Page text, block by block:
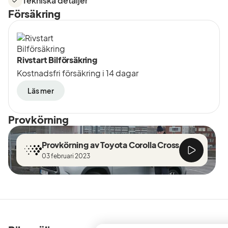
Försäkring
Rivstart Bilförsäkring
Kostnadsfri försäkring i 14 dagar
Läs mer
Provkörning
Provkörning av Toyota Corolla Cross
03 februari 2023